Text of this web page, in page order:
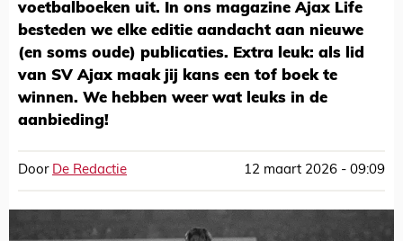
voetbalboeken uit. In ons magazine Ajax Life
besteden we elke editie aandacht aan nieuwe
(en soms oude) publicaties. Extra leuk: als lid
van SV Ajax maak jij kans een tof boek te
winnen. We hebben weer wat leuks in de
aanbieding!
Door De Redactie 12 maart 2026 - 09:09